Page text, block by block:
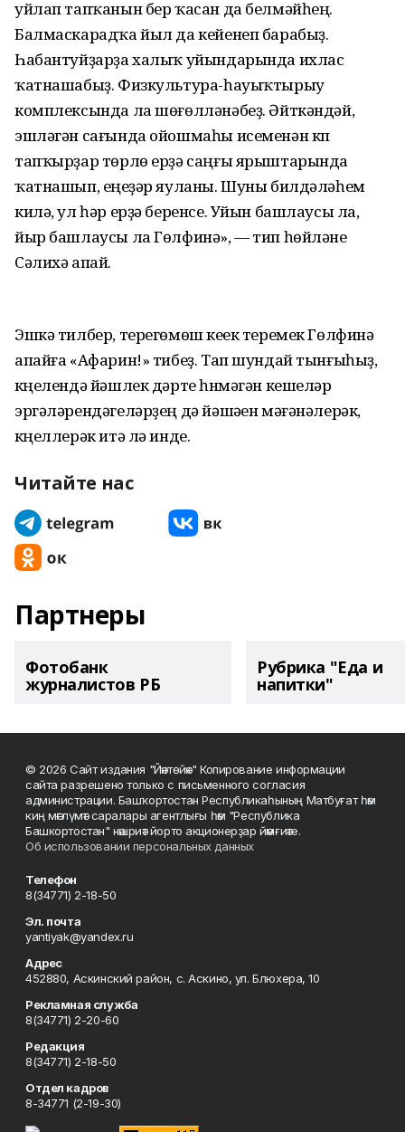
уйлап тапҡанын бер ҡасан да белмәйһең.
Балмаскарадҡа йыл да кейенеп барабыҙ.
Һабантуйҙарҙа халыҡ уйындарында ихлас
ҡатнашабыҙ. Физкультура-һауыҡтырыу
комплексында ла шөғөлләнәбеҙ. Әйткәндәй,
эшләгән сағында ойошмаһы исеменән күп
тапҡырҙар төрлө ерҙә саңғы ярыштарында
ҡатнашып, еңеүҙәр яуланы. Шуны билдәләһем
килә, ул һәр ерҙә беренсе. Уйын башлаусы ла,
йыр башлаусы ла Гөлфинә», — тип һөйләне
Сәлихә апай.
Эшкә тилбер, терегөмөш кеүек теремек Гөлфинә
апайға «Афарин!» тибеҙ. Тап шундай тынғыһыҙ,
күңелендә йәшлек дәрте һүнмәгән кешеләр
эргәләрендәгеләрҙең дә йәшәүен мәғәнәлерәк,
күңеллерәк итә лә инде.
Читайте нас
Партнеры
Фотобанк
журналистов РБ
Рубрика "Еда и
напитки"
© 2026 Сайт издания "Йәнтөйәк" Копирование информации
сайта разрешено только с письменного согласия
администрации. Башҡортостан Республикаһының Матбуғат һәм
киң мәғлүмәт саралары агентлығы һәм "Республика
Башкортостан" нәшриәт йорто акционерҙар йәмғиәте.
Об использовании персональных данных
Телефон
8(34771) 2-18-50
Эл. почта
yantiyak@yandex.ru
Адрес
452880, Аскинский район, с. Аскино, ул. Блюхера, 10
Рекламная служба
8(34771) 2-20-60
Редакция
8(34771) 2-18-50
Отдел кадров
8-34771 (2-19-30)